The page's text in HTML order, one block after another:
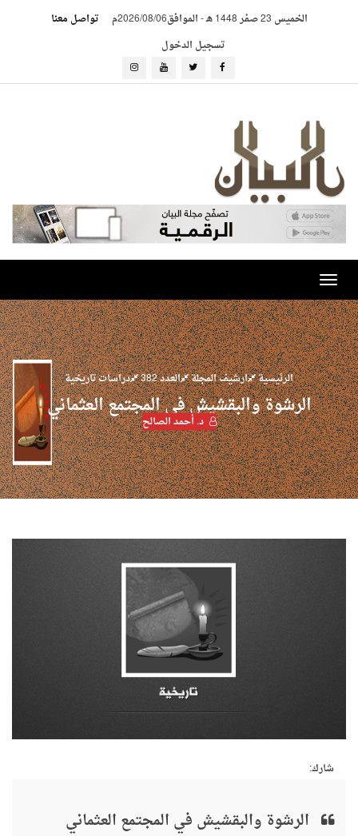
الخميس 23 صفر 1448 هـ -الموافق2026/08/06م
تواصل معنا
تسجيل الدخول
Toggle
navigation
الرئيسية ارشيف المجلة العدد 382 دراسات تاريخية
الرشوة والبقشيش في المجتمع العثماني
د. أحمد الصالح
شارك:
الرشوة والبقشيش في المجتمع العثماني